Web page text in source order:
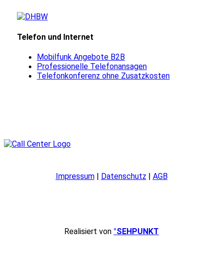
Telefon und Internet
Mobilfunk Angebote B2B
Professionelle Telefonansagen
Telefonkonferenz ohne Zusatzkosten
Impressum| Datenschutz | AGB
Realisiert von °SEHPUNKT